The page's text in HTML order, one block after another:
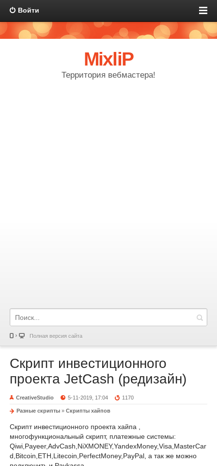
Войти
MixliP
Территория вебмастера!
Полная версия сайта
Скрипт инвестиционного
проекта JetCash (редизайн)
CreativeStudio 5-11-2019, 17:04 1170
Разные скрипты » Скрипты хайпов
Скрипт инвестиционного проекта хайпа ,
многофункциональный скрипт, платежные системы:
Qiwi,Payeer,AdvCash,NiXMONEY,YandexMoney,Visa,MasterCar
d,Bitcoin,ETH,Litecoin,PerfectMoney,PayPal, а так же можно